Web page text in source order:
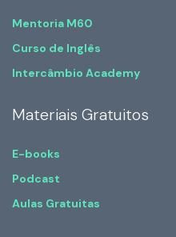
Mentoria M60
Curso de Inglês
Intercâmbio Academy
Materiais Gratuitos
E-books
Podcast
Aulas Gratuitas